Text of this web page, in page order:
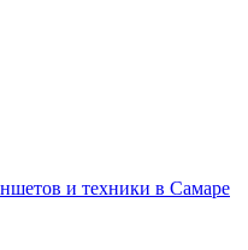
и техники в Самаре